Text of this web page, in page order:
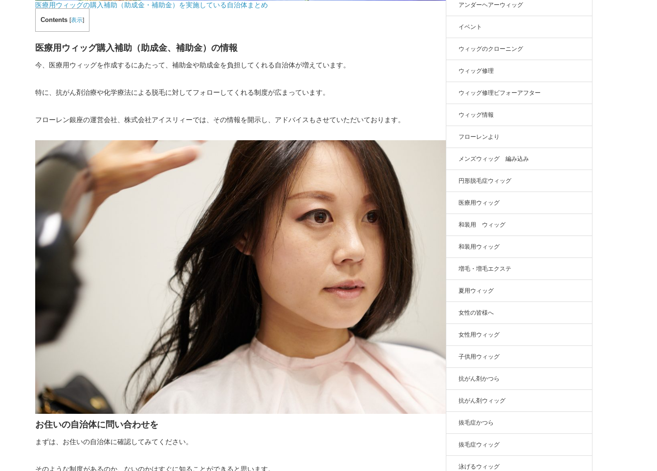
医療用ウィッグの購入補助（助成金・補助金）を実施している自治体まとめ
Contents [表示]
医療用ウィッグ購入補助（助成金、補助金）の情報
今、医療用ウィッグを作成するにあたって、補助金や助成金を負担してくれる自治体が増えています。
特に、抗がん剤治療や化学療法による脱毛に対してフォローしてくれる制度が広まっています。
フローレン銀座の運営会社、株式会社アイスリィーでは、その情報を開示し、アドバイスもさせていただいております。
お住いの自治体に問い合わせを
まずは、お住いの自治体に確認してみてください。
そのような制度があるのか、ないのかはすぐに知ることができると思います。
アンダーヘアーウィッグ
イベント
ウィッグのクローニング
ウィッグ修理
ウィッグ修理ビフォーアフター
ウィッグ情報
フローレンより
メンズウィッグ 編み込み
円形脱毛症ウィッグ
医療用ウィッグ
和装用 ウィッグ
和装用ウィッグ
増毛・増毛エクステ
夏用ウィッグ
女性の皆様へ
女性用ウィッグ
子供用ウィッグ
抗がん剤かつら
抗がん剤ウィッグ
抜毛症かつら
抜毛症ウィッグ
泳げるウィッグ